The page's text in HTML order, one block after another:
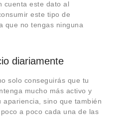
cuenta este dato al
este tipo de
que no tengas ninguna
diariamente
solo conseguirás que tu
mucho más activo y
apariencia, sino que también
a poco cada una de las